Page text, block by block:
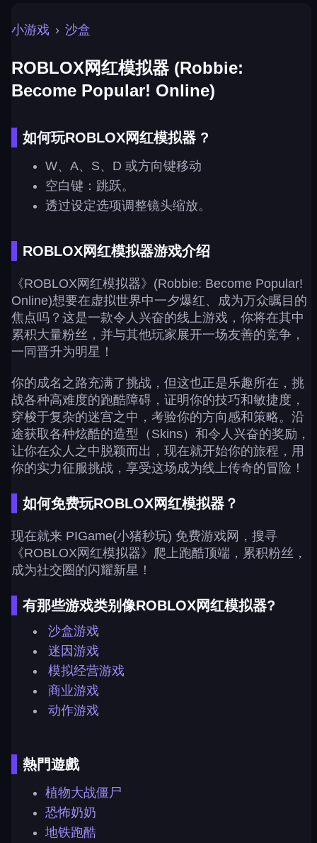
小游戏 › 沙盒
ROBLOX网红模拟器 (Robbie:
Become Popular! Online)
如何玩ROBLOX网红模拟器 ?
W、A、S、D 或方向键移动
空白键：跳跃。
透过设定选项调整镜头缩放。
ROBLOX网红模拟器游戏介绍
《ROBLOX网红模拟器》(Robbie: Become Popular!
Online)想要在虚拟世界中一夕爆红、成为万众瞩目的
焦点吗？这是一款令人兴奋的线上游戏，你将在其中
累积大量粉丝，并与其他玩家展开一场友善的竞争，
一同晋升为明星！
你的成名之路充满了挑战，但这也正是乐趣所在，挑
战各种高难度的跑酷障碍，证明你的技巧和敏捷度，
穿梭于复杂的迷宫之中，考验你的方向感和策略。沿
途获取各种炫酷的造型（Skins）和令人兴奋的奖励，
让你在众人之中脱颖而出，现在就开始你的旅程，用
你的实力征服挑战，享受这场成为线上传奇的冒险！
如何免费玩ROBLOX网红模拟器？
现在就来 PIGame(小猪秒玩) 免费游戏网，搜寻
《ROBLOX网红模拟器》爬上跑酷顶端，累积粉丝，
成为社交圈的闪耀新星！
有那些游戏类别像ROBLOX网红模拟器?
沙盒游戏
迷因游戏
模拟经营游戏
商业游戏
动作游戏
熱門遊戲
植物大战僵尸
恐怖奶奶
地铁跑酷